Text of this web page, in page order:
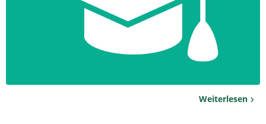
Weiterlesen